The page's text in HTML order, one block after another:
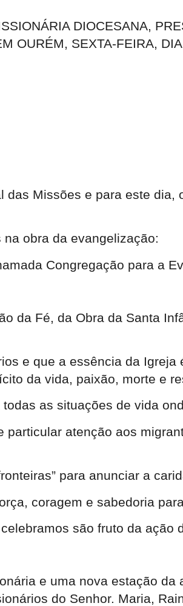
DIOCESANA,
OURÉM, SEXTA-FEIRA,
Missões e para este
obra da evangelização:
Congregação para a
da Fé, da Obra da Santa
e que a essência da
da vida, paixão, morte e
as situações de vida
atenção aos
para anunciar a
coragem e sabedoria
são fruto da ação
e uma nova estação
do Senhor. Maria,